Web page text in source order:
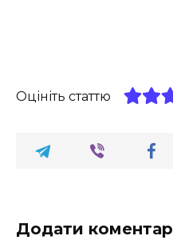
Оцініть статтю
Додати коментар